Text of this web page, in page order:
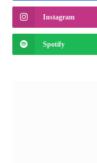
Instagram
Spotify